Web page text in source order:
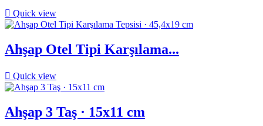
 Quick view
Ahşap Otel Tipi Karşılama...
 Quick view
Ahşap 3 Taş · 15x11 cm